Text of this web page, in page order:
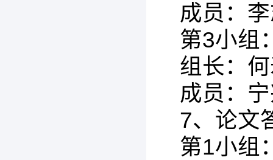
成员：
第3小组
组长：
成员：
7、论文
第1小组